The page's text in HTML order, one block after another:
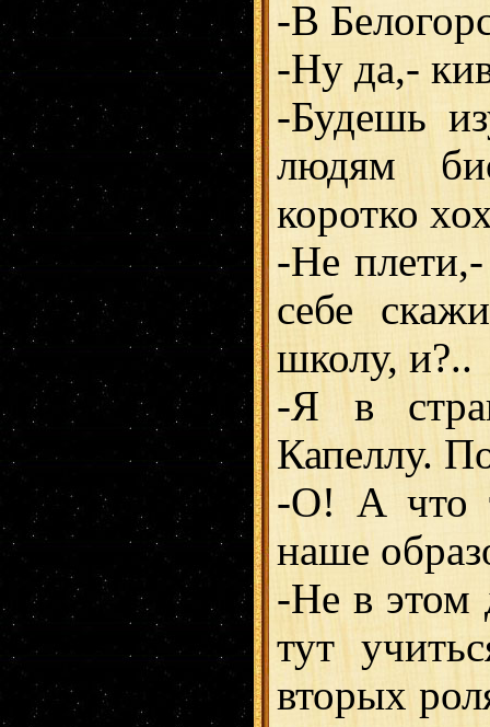
-В
-Ну да,-
-Будешь
людям
коротко
-Не
себе
школу, и?..
-Я в
Капеллу.
-О! А что
наше
-Не в этом
тут
вторых